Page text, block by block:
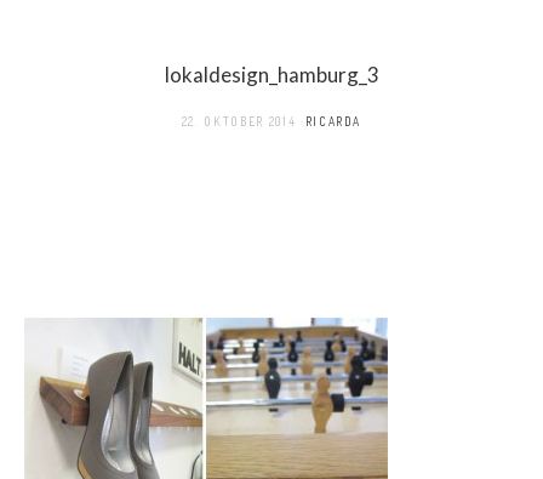
lokaldesign_hamburg_3
22. OKTOBER 2014 RICARDA